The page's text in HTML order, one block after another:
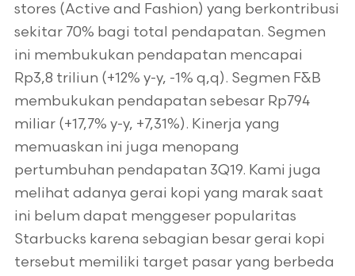
stores (Active and Fashion) yang berkontribusi
sekitar 70% bagi total pendapatan. Segmen
ini membukukan pendapatan mencapai
Rp3,8 triliun (+12% y-y, -1% q,q). Segmen F&B
membukukan pendapatan sebesar Rp794
miliar (+17,7% y-y, +7,31%). Kinerja yang
memuaskan ini juga menopang
pertumbuhan pendapatan 3Q19. Kami juga
melihat adanya gerai kopi yang marak saat
ini belum dapat menggeser popularitas
Starbucks karena sebagian besar gerai kopi
tersebut memiliki target pasar yang berbeda